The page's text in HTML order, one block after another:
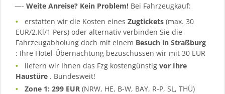
—- Weite Anreise? Kein Problem! Bei Fahrzeugkauf:
erstatten wir die Kosten einesZugtickets(max. 30
EUR/2.Kl/1 Pers) oder alternativ verbinden Sie die
Fahrzeugabholung doch mit einem Besuch in Straßburg
: Ihre Hotel-Übernachtung bezuschussen wir mit 30 EUR
liefern wir Ihnen das Fzg kostengünstigvor Ihre
Haustüre . Bundesweit!
Zone 1: 299 EUR (NRW, HE, B-W, BAY, R-P, SL, THÜ)